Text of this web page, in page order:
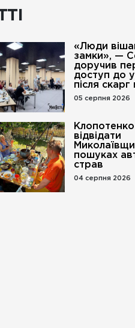
«Люди
замки», —
доручив
доступ до
після скарг
05 серпня 2026
відвідати
пошуках
страв
04 серпня 2026